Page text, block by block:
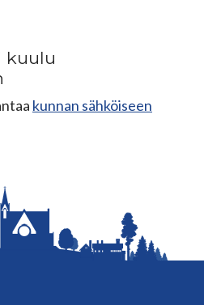
kuulu
kunnan sähköiseen